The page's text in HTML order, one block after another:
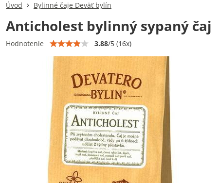
Úvod Bylinné čaje Deväť bylín
Anticholest bylinný sypaný čaj
Hodnotenie 3.88/5 (16x)